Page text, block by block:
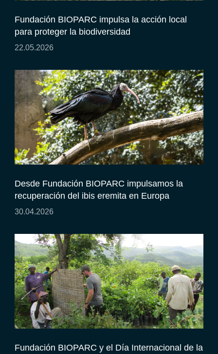
Fundación BIOPARC impulsa la acción local
para proteger la biodiversidad
22.05.2026
Desde Fundación BIOPARC impulsamos la
recuperación del ibis eremita en Europa
30.04.2026
Fundación BIOPARC y el Día Internacional de la